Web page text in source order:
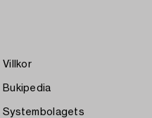
Villkor
Bukipedia
Systembolagets